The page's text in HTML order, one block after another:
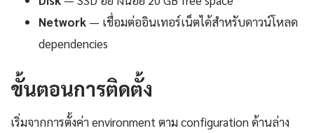
Network — เชื่อมต่ออินเทอร์เน็ตได้สำหรับดาวน์โหลด
dependencies
ขั้นตอนการติดตั้ง
เริ่มจากการตั้งค่า environment ตาม configuration ด้านล่าง